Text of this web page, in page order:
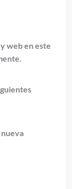
web en este